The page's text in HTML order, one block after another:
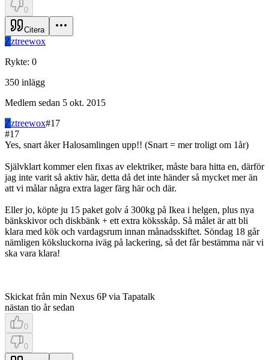
0
Citera
Zztreewox
Rykte: 0
350 inlägg
Medlem sedan 5 okt. 2015
Zztreewox#17
#17
Yes, snart åker Halosamlingen upp!! (Snart = mer troligt om 1år)
Självklart kommer elen fixas av elektriker, måste bara hitta en, därför
jag inte varit så aktiv här, detta då det inte händer så mycket mer än
att vi målar några extra lager färg här och där.
Eller jo, köpte ju 15 paket golv á 300kg på Ikea i helgen, plus nya
bänkskivor och diskbänk + ett extra köksskåp. Så målet är att bli
klara med kök och vardagsrum innan månadsskiftet. Söndag 18 går
nämligen köksluckorna iväg på lackering, så det får bestämma när vi
ska vara klara!
Skickat från min Nexus 6P via Tapatalk
nästan tio år sedan
0
0